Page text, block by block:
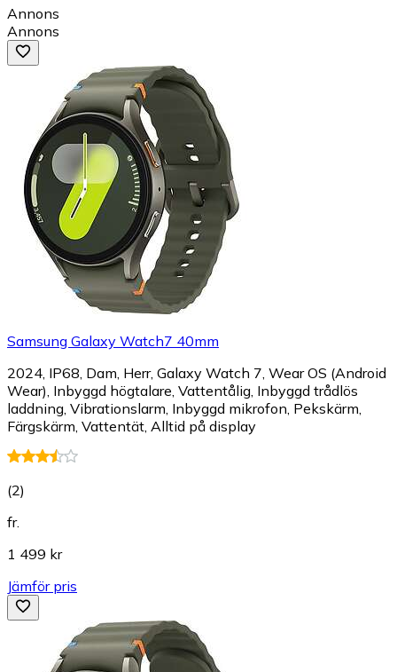
Annons
Annons
Samsung Galaxy Watch7 40mm
2024, IP68, Dam, Herr, Galaxy Watch 7, Wear OS (Android
Wear), Inbyggd högtalare, Vattentålig, Inbyggd trådlös
laddning, Vibrationslarm, Inbyggd mikrofon, Pekskärm,
Färgskärm, Vattentät, Alltid på display
(2)
fr.
1 499 kr
Jämför pris